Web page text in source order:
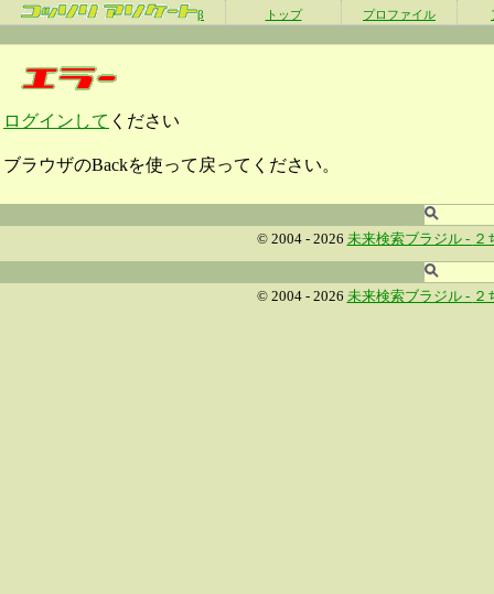
β トップ プロファイル
ログインして ください
ブラウザのBackを使って戻ってください。
© 2004 - 2026 未来検索ブラジル - ２
© 2004 - 2026 未来検索ブラジル - ２